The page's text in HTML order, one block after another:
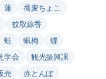
蓮
蕎麦ちょこ
蚊取線香
蛙 蝋梅
蝶
学会
観光振興課
売
赤とんぼ